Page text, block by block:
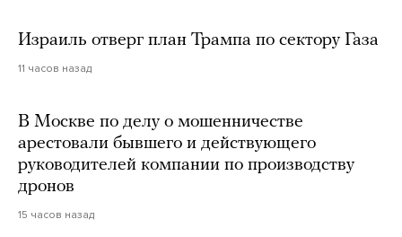
Израиль отверг план Трампа по сектору Газа
11 часов назад
В Москве по делу о мошенничестве
арестовали бывшего и действующего
руководителей компании по производству
дронов
15 часов назад